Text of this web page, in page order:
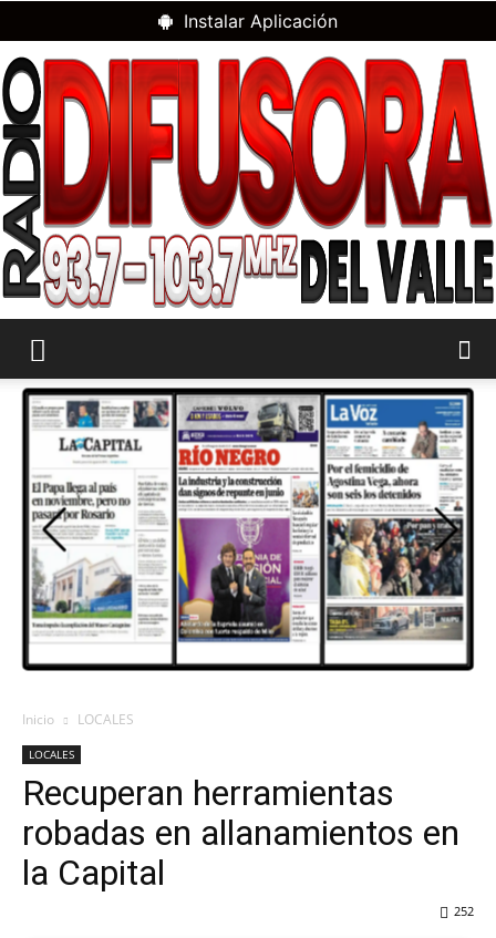
Instalar Aplicación
DIFUSORA
DEL
VALLE
Inicio LOCALES
LOCALES
Recuperan herramientas
robadas en allanamientos en
la Capital
252